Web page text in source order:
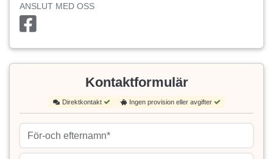
ANSLUT MED OSS
Kontaktformulär
Direktkontakt Ingen provision eller avgifter